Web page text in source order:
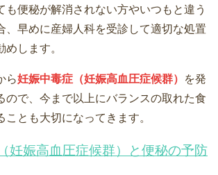
も便秘が解消されない方やいつもと違う
、早めに産婦人科を受診して適切な処置
めします。
ら妊娠中毒症（妊娠高血圧症候群）
を発
ので、今まで以上にバランスの取れた食
ことも大切になってきます。
妊娠高血圧症候群）と便秘の予防